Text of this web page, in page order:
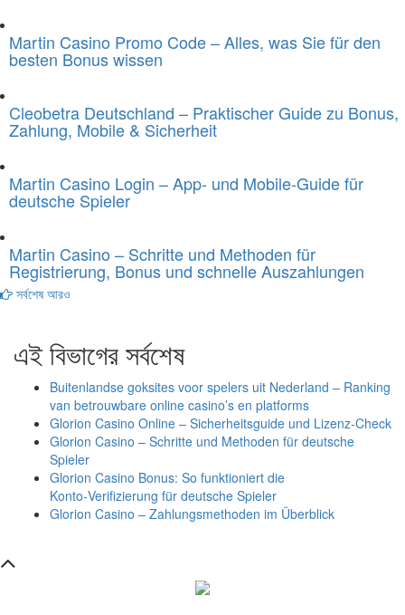
Martin Casino Promo Code – Alles, was Sie für den
besten Bonus wissen
Cleobetra Deutschland – Praktischer Guide zu Bonus,
Zahlung, Mobile & Sicherheit
Martin Casino Login – App- und Mobile-Guide für
deutsche Spieler
Martin Casino – Schritte und Methoden für
Registrierung, Bonus und schnelle Auszahlungen
সর্বশেষ আরও
এই বিভাগের সর্বশেষ
Buitenlandse goksites voor spelers uit Nederland – Ranking
van betrouwbare online casino’s en platforms
Glorion Casino Online – Sicherheitsguide und Lizenz‑Check
Glorion Casino – Schritte und Methoden für deutsche
Spieler
Glorion Casino Bonus: So funktioniert die
Konto‑Verifizierung für deutsche Spieler
Glorion Casino – Zahlungsmethoden im Überblick